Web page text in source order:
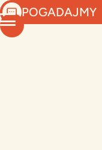
POGADAJMY